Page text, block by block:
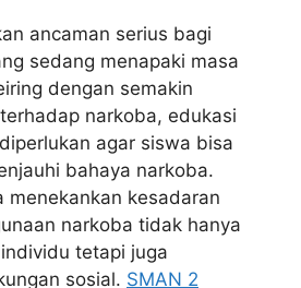
ancaman serius bagi
sedang menapaki masa
dengan semakin
narkoba, edukasi
agar siswa bisa
bahaya narkoba.
menekankan kesadaran
narkoba tidak hanya
tetapi juga
sosial. SMAN 2